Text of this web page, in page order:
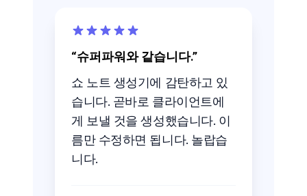
슈퍼파워와 같습니다.
쇼 노트 생성기에 감탄하고 있
습니다. 곧바로 클라이언트에
게 보낼 것을 생성했습니다. 이
름만 수정하면 됩니다. 놀랍습
니다.